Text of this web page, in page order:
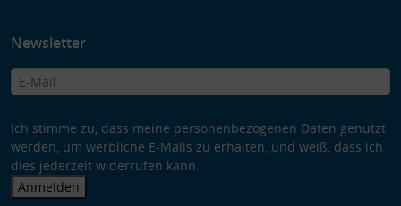
Newsletter
Ich stimme zu, dass meine personenbezogenen Daten genutzt
werden, um werbliche E-Mails zu erhalten, und weiß, dass ich
dies jederzeit widerrufen kann.
Anmelden